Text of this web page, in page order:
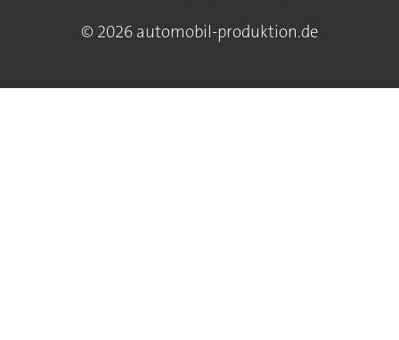
© 2026 automobil-produktion.de